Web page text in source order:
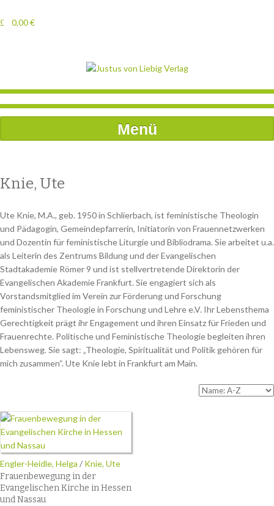
0,00€
Menü
Knie, Ute
Ute Knie, M.A., geb. 1950 in Schlierbach, ist feministische Theologin
und Pädagogin, Gemeindepfarrerin, Initiatorin von Frauennetzwerken
und Dozentin für feministische Liturgie und Bibliodrama. Sie arbeitet u.a.
als Leiterin des Zentrums Bildung und der Evangelischen
Stadtakademie Römer 9 und ist stellvertretende Direktorin der
Evangelischen Akademie Frankfurt. Sie engagiert sich als
Vorstandsmitglied im Verein zur Förderung und Forschung
feministischer Theologie in Forschung und Lehre e.V. Ihr Lebensthema
Gerechtigkeit prägt ihr Engagement und ihren Einsatz für Frieden und
Frauenrechte. Politische und Feministische Theologie begleiten ihren
Lebensweg. Sie sagt: „Theologie, Spiritualität und Politik gehören für
mich zusammen“. Ute Knie lebt in Frankfurt am Main.
Engler-Heidle, Helga / Knie, Ute
Frauenbewegung in der
Evangelischen Kirche in Hessen
und Nassau